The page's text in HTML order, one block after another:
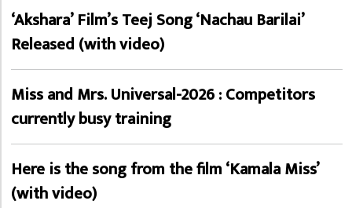
‘Akshara’ Film’s Teej Song ‘Nachau Barilai’
Released (with video)
Miss and Mrs. Universal-2026 : Competitors
currently busy training
Here is the song from the film ‘Kamala Miss’
(with video)